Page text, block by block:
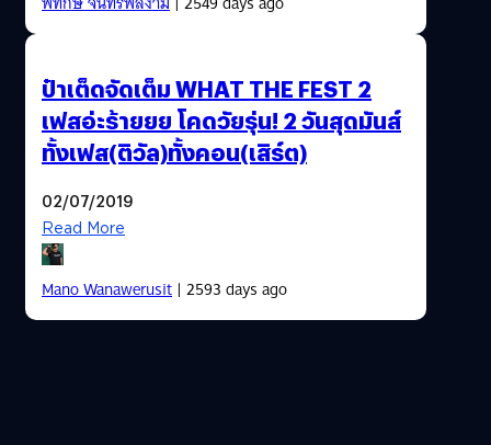
ป๋าเต็ดจัดเต็ม WHAT THE FEST 2
เฟสอ่ะร้ายยย โคดวัยรุ่น! 2 วันสุดมันส์
ทั้งเฟส(ติวัล)ทั้งคอน(เสิร์ต)
02/07/2019
Read More
Mano Wanawerusit| 2593 days ago